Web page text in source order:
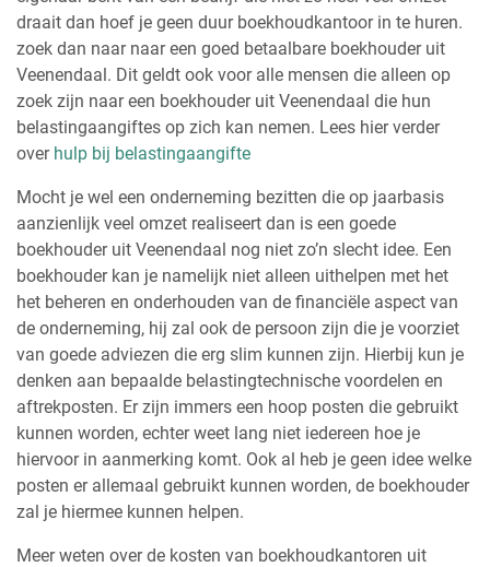
draait dan hoef je geen duur boekhoudkantoor in te huren.
zoek dan naar naar een goed betaalbare boekhouder uit
Veenendaal. Dit geldt ook voor alle mensen die alleen op
zoek zijn naar een boekhouder uit Veenendaal die hun
belastingaangiftes op zich kan nemen. Lees hier verder
over hulp bij belastingaangifte
Mocht je wel een onderneming bezitten die op jaarbasis
aanzienlijk veel omzet realiseert dan is een goede
boekhouder uit Veenendaal nog niet zo’n slecht idee. Een
boekhouder kan je namelijk niet alleen uithelpen met het
het beheren en onderhouden van de financiële aspect van
de onderneming, hij zal ook de persoon zijn die je voorziet
van goede adviezen die erg slim kunnen zijn. Hierbij kun je
denken aan bepaalde belastingtechnische voordelen en
aftrekposten. Er zijn immers een hoop posten die gebruikt
kunnen worden, echter weet lang niet iedereen hoe je
hiervoor in aanmerking komt. Ook al heb je geen idee welke
posten er allemaal gebruikt kunnen worden, de boekhouder
zal je hiermee kunnen helpen.
Meer weten over de kosten van boekhoudkantoren uit